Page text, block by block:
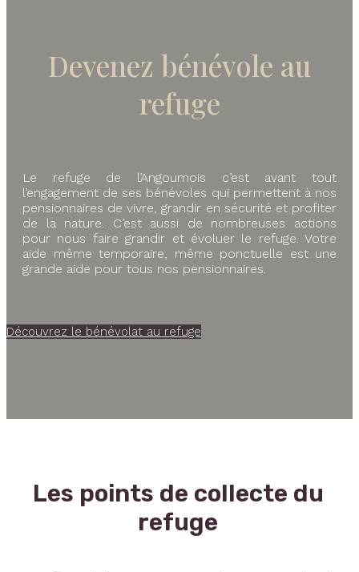
Devenez bénévole au
refuge
Le refuge de l’Angoumois c’est avant tout
l’engagement de ses bénévoles qui permettent à nos
pensionnaires de vivre, grandir en sécurité et profiter
de la nature. C’est aussi de nombreuses actions
pour nous faire grandir et évoluer le refuge. Votre
aide même temporaire, même ponctuelle est une
grande aide pour tous nos pensionnaires.
Découvrez le bénévolat au refuge
Les points de collecte du
refuge